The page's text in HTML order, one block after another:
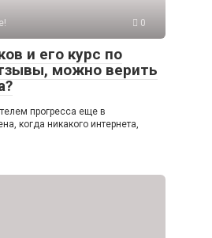
0
и его курс по
можно верить
прогресса еще в
когда никакого интернета,